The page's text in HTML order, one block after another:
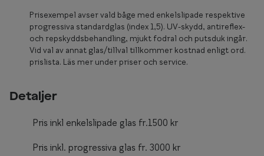
Prisexempel avser vald båge med enkelslipade respektive
progressiva standardglas (index 1,5). UV-skydd, antireflex-
och repskyddsbehandling, mjukt fodral och putsduk ingår.
Vid val av annat glas/tillval tillkommer kostnad enligt ord.
prislista. Läs mer under priser och service.
Detaljer
Pris inkl enkelslipade glas fr.1500 kr
Pris inkl. progressiva glas fr. 3000 kr